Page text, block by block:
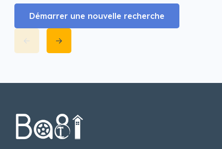
Démarrer une nouvelle recherche